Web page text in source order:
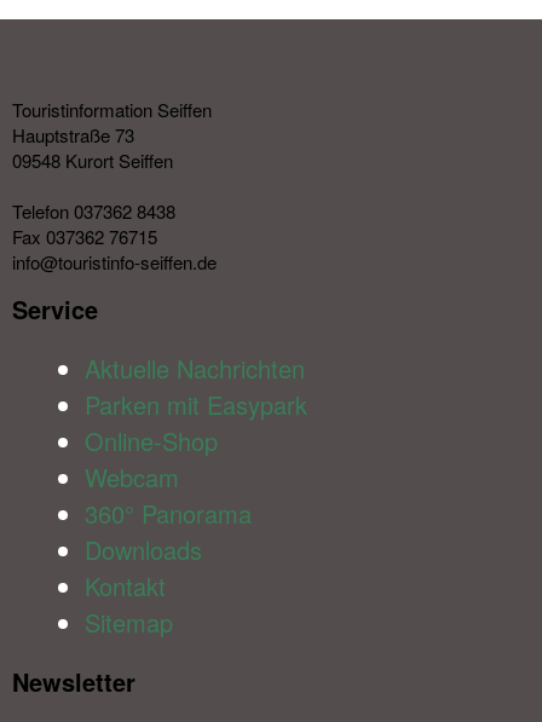
Touristinformation Seiffen
Hauptstraße 73
09548 Kurort Seiffen
Telefon 037362 8438
Fax 037362 76715
info@touristinfo-seiffen.de
Service​
Aktuelle Nachrichten
Parken mit Easypark
Online-Shop
Webcam
360° Panorama
Downloads
Kontakt
Sitemap
Newsletter​